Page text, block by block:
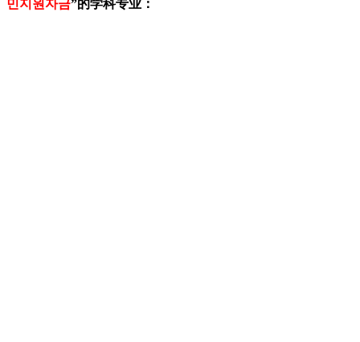
민지원자금”的学科专业：